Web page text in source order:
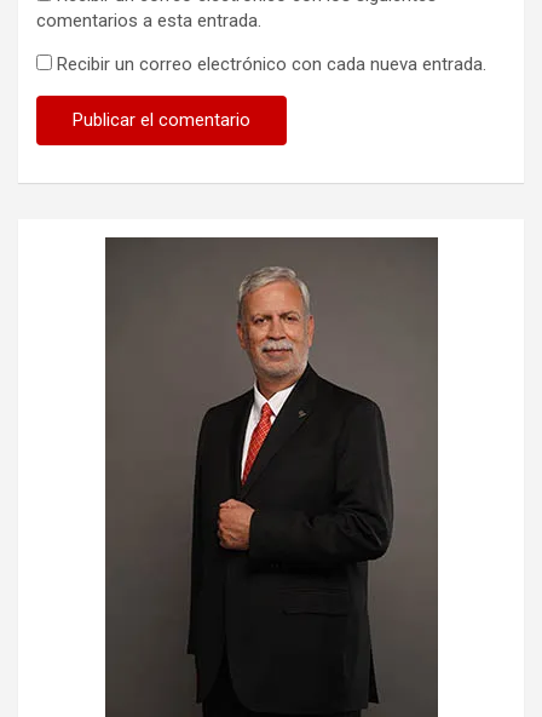
comentarios a esta entrada.
Recibir un correo electrónico con cada nueva entrada.